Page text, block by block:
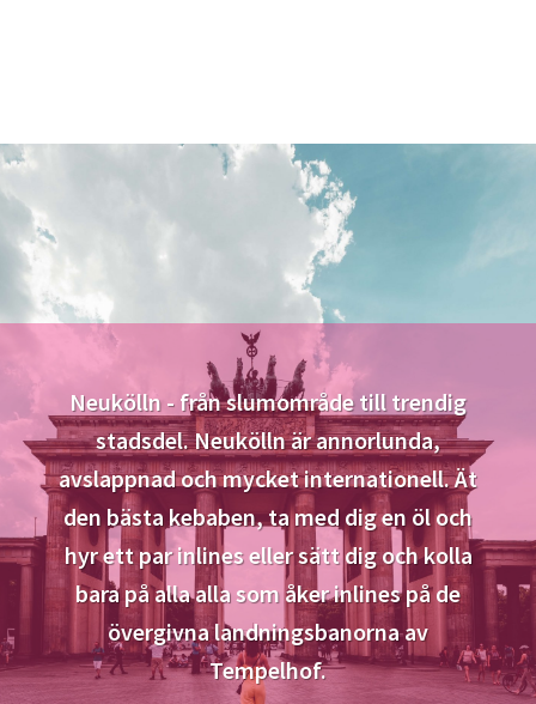
Neukölln - från slumområde till trendig
stadsdel. Neukölln är annorlunda,
avslappnad och mycket internationell. Ät
den bästa kebaben, ta med dig en öl och
hyr ett par inlines eller sätt dig och kolla
bara på alla alla som åker inlines på de
övergivna landningsbanorna av
Tempelhof.